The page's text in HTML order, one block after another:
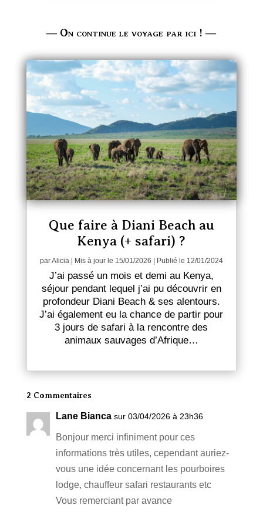
― On continue le voyage par ici ! ―
Que faire à Diani Beach au
Kenya (+ safari) ?
parAlicia| Mis à jour le 15/01/2026 | Publié le 12/01/2024
J’ai passé un mois et demi au Kenya,
séjour pendant lequel j’ai pu découvrir en
profondeur Diani Beach & ses alentours.
J’ai également eu la chance de partir pour
3 jours de safari à la rencontre des
animaux sauvages d’Afrique…
2 Commentaires
Lane Bianca sur 03/04/2026 à 23h36
Bonjour merci infiniment pour ces
informations très utiles, cependant auriez-
vous une idée concernant les pourboires
lodge, chauffeur safari restaurants etc
Vous remerciant par avance